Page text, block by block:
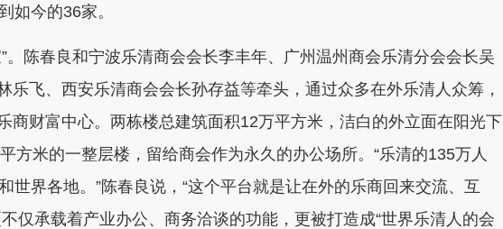
如今的36家。
陈春良和宁波乐清商会会长李丰年、广州温州商会乐清分会会长吴
乐飞、西安乐清商会会长孙存益等牵头，通过众多在外乐清人众筹，
商财富中心。两栋楼总建筑面积12万平方米，洁白的外立面在阳光下
方米的一整层楼，留给商会作为永久的办公场所。“乐清的135万人
世界各地。”陈春良说，“这个平台就是让在外的乐商回来交流、互
仅承载着产业办公、商务洽谈的功能，更被打造成“世界乐清人的会